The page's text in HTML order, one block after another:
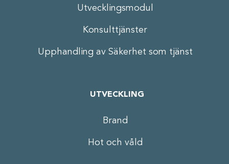
Utvecklingsmodul
Konsulttjänster
Upphandling av Säkerhet som tjänst
UTVECKLING
Brand
Hot och våld